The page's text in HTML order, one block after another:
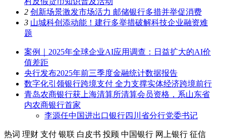
2 创新场景激发市场活力 邮储银行多措并举促消费
3 山城科创添动能！建行多举措破解科技企业融资难
题
案例｜2025年全球企业AI应用调查：日益扩大的AI价
值差距
央行发布2025年前三季度金融统计数据报告
数字化引领银行跨境支付 全力支撑实体经济跨境前行
青岛农商银行获上海清算所清算会员资格，系山东省
内农商银行首家
李源任中国进出口银行四川省分行党委书记
热词 理财 支付 银联 白皮书 投顾 中国银行 网上银行 征信